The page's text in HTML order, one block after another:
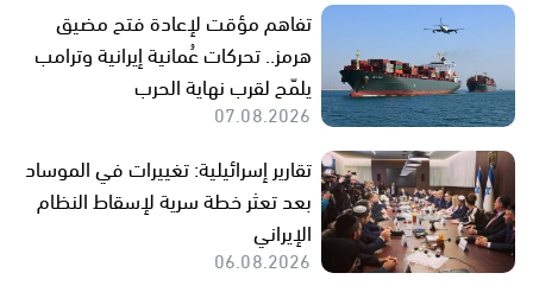
تفاهم مؤقت لإعادة فتح مضيق
هرمز.. تحركات عُمانية إيرانية وترامب
يلمّح لقرب نهاية الحرب
07.08.2026
تقارير إسرائيلية: تغييرات في الموساد
بعد تعثر خطة سرية لإسقاط النظام
الإيراني
06.08.2026